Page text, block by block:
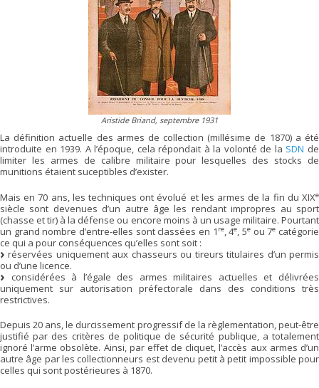
Aristide Briand, septembre 1931
La définition actuelle des armes de collection (millésime de 1870) a été
introduite en 1939. A l’époque, cela répondait à la volonté de la SDN de
limiter les armes de calibre militaire pour lesquelles des stocks de
munitions étaient suceptibles d’exister.
Mais en 70 ans, les techniques ont évolué et les armes de la fin du XIXe
siècle sont devenues d’un autre âge les rendant impropres au sport
(chasse et tir) à la défense ou encore moins à un usage militaire. Pourtant
un grand nombre d’entre-elles sont classées en 1 re, 4e , 5e ou 7e catégorie
ce qui a pour conséquences qu’elles sont soit :
réservées uniquement aux chasseurs ou tireurs titulaires d’un permis
ou d’une licence.
considérées à l’égale des armes militaires actuelles et délivrées
uniquement sur autorisation préfectorale dans des conditions très
restrictives.
Depuis 20 ans, le durcissement progressif de la règlementation, peut-être
justifié par des critères de politique de sécurité publique, a totalement
ignoré l’arme obsolète. Ainsi, par effet de cliquet, l’accès aux armes d’un
autre âge par les collectionneurs est devenu petit à petit impossible pour
celles qui sont postérieures à 1870.